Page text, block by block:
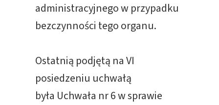
administracyjnego w przypadku
bezczynności tego organu.
Ostatnią podjętą na VI
posiedzeniu uchwałą
była Uchwała nr 6 w sprawie